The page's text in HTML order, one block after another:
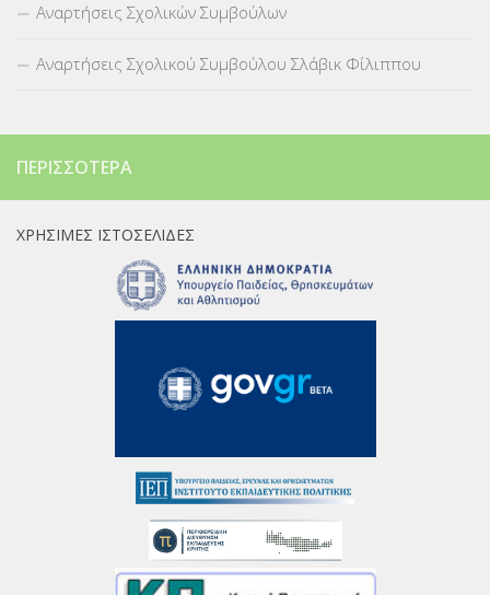
Αναρτήσεις Σχολικών Συμβούλων
Αναρτήσεις Σχολικού Συμβούλου Σλάβικ Φίλιππου
ΠΕΡΙΣΣΌΤΕΡΑ
ΧΡΉΣΙΜΕΣ ΙΣΤΟΣΕΛΊΔΕΣ